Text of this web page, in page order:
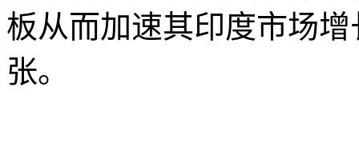
板从而加速其印度市场
张。